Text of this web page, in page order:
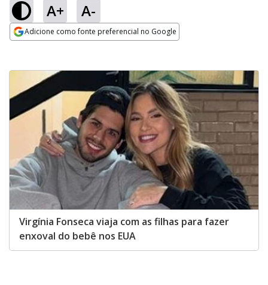
A+ A-
Adicione como fonte preferencial no Google
Virgínia Fonseca viaja com as filhas para fazer
enxoval do bebê nos EUA